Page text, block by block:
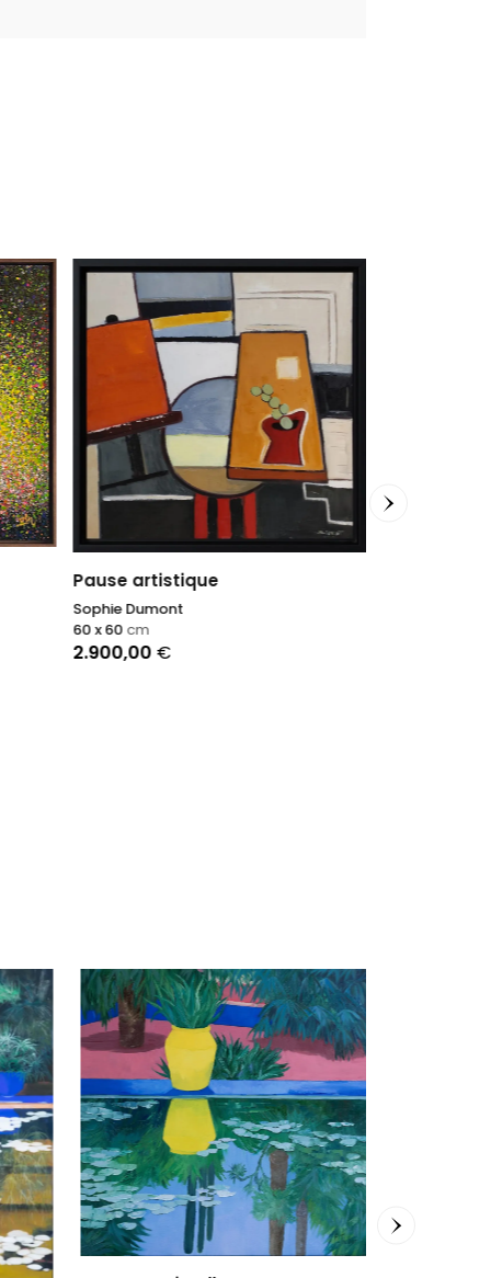
Pause artistique
Sophie Dumont
2.900,00 €
60 x 60 cm
Mistral
Agnès Tiollier
1.600,00€
70 x 100